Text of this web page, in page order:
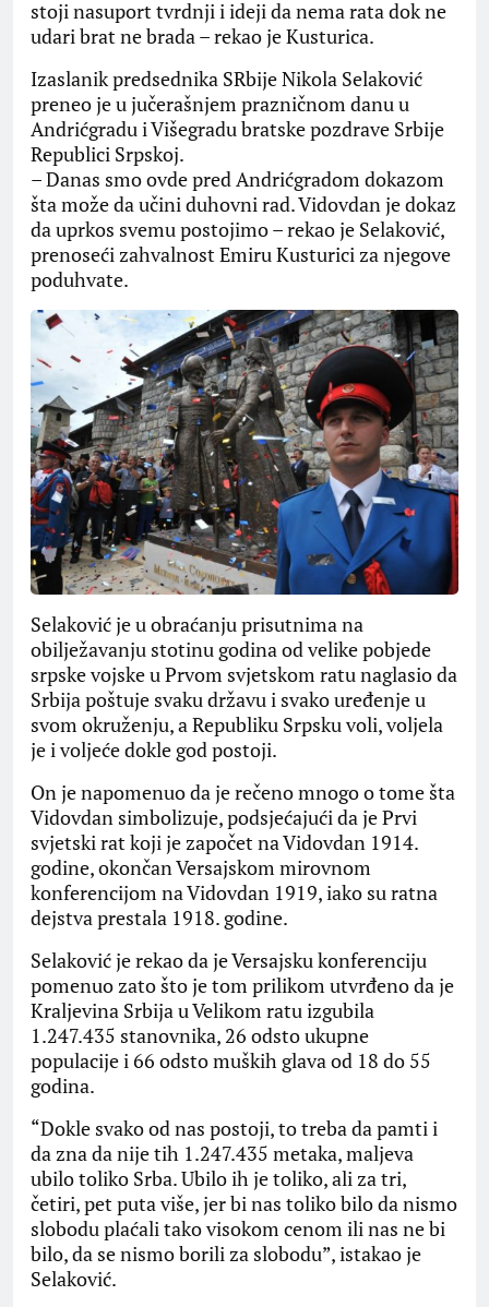
stoji nasuport tvrdnji i ideji da nema rata dok ne
udari brat ne brada – rekao je Kusturica.
Izaslanik predsednika SRbije Nikola Selaković
preneo je u jučerašnjem prazničnom danu u
Andrićgradu i Višegradu bratske pozdrave Srbije
Republici Srpskoj.
– Danas smo ovde pred Andrićgradom dokazom
šta može da učini duhovni rad. Vidovdan je dokaz
da uprkos svemu postojimo – rekao je Selaković,
prenoseći zahvalnost Emiru Kusturici za njegove
poduhvate.
Selaković je u obraćanju prisutnima na
obilježavanju stotinu godina od velike pobjede
srpske vojske u Prvom svjetskom ratu naglasio da
Srbija poštuje svaku državu i svako uređenje u
svom okruženju, a Republiku Srpsku voli, voljela
je i voljeće dokle god postoji.
On je napomenuo da je rečeno mnogo o tome šta
Vidovdan simbolizuje, podsjećajući da je Prvi
svjetski rat koji je započet na Vidovdan 1914.
godine, okončan Versajskom mirovnom
konferencijom na Vidovdan 1919, iako su ratna
dejstva prestala 1918. godine.
Selaković je rekao da je Versajsku konferenciju
pomenuo zato što je tom prilikom utvrđeno da je
Kraljevina Srbija u Velikom ratu izgubila
1.247.435 stanovnika, 26 odsto ukupne
populacije i 66 odsto muških glava od 18 do 55
godina.
“Dokle svako od nas postoji, to treba da pamti i
da zna da nije tih 1.247.435 metaka, maljeva
ubilo toliko Srba. Ubilo ih je toliko, ali za tri,
četiri, pet puta više, jer bi nas toliko bilo da nismo
slobodu plaćali tako visokom cenom ili nas ne bi
bilo, da se nismo borili za slobodu”, istakao je
Selaković.